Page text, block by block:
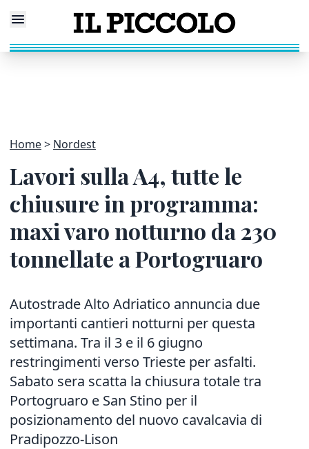
Home Nordest
Lavori sulla A4, tutte le
chiusure in programma:
maxi varo notturno da 230
tonnellate a Portogruaro
Autostrade Alto Adriatico annuncia due
importanti cantieri notturni per questa
settimana. Tra il 3 e il 6 giugno
restringimenti verso Trieste per asfalti.
Sabato sera scatta la chiusura totale tra
Portogruaro e San Stino per il
posizionamento del nuovo cavalcavia di
Pradipozzo-Lison